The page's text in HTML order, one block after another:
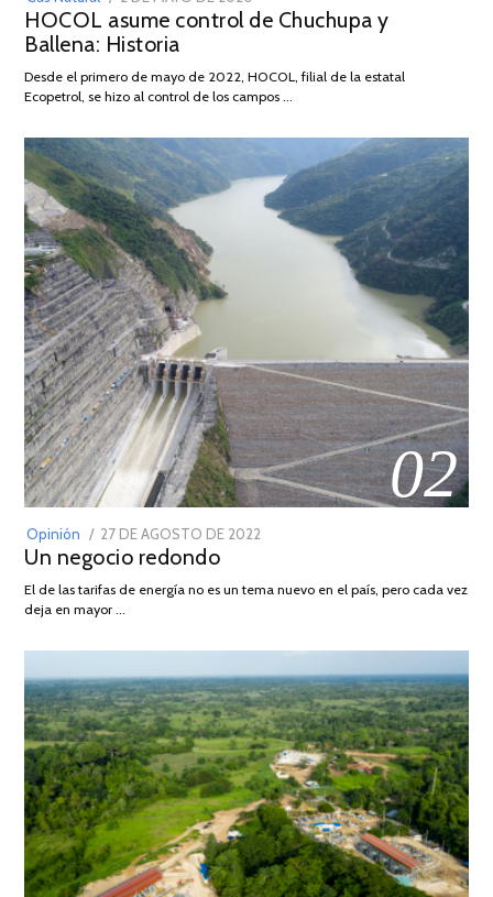
ON
DE
2026
HOCOL asume control de Chuchupa y
Ballena: Historia
Desde el primero de mayo de 2022, HOCOL, filial de la estatal
Ecopetrol, se hizo al control de los campos …
02
Opinión
POSTED
ON
27 DE AGOSTO DE 2022
DE
Un negocio redondo
El de las tarifas de energía no es un tema nuevo en el país, pero cada vez
deja en mayor …